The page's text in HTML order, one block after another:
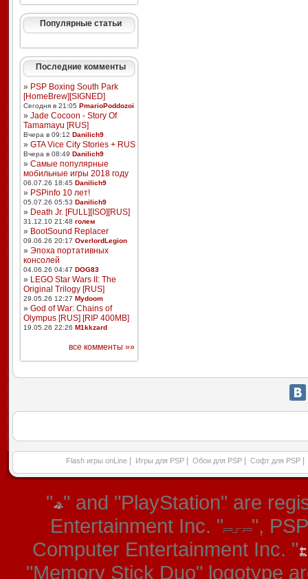
Популярные статьи
Последние комменты
» PSP Boxing South Park
[HomeBrew][SIGNED]
Сегодня в 21:05 PmarioPoddozoi
» Jade Cocoon - Story Of
Tamamayu [RUS]
Вчера в 09:12 Danilich9
» GTA Vice City Stories + RUS
Вчера в 08:49 Danilich9
» Самые популярные
мобильные игры 2018 году
06.07.26 18:45 Danilich9
» PSPinfo 10 лет!
05.07.26 05:53 Danilich9
» Death Jr. [FULL][ISO][RUS]
31.12.10 21:48 голем
» BootSound Replacer
09.06.26 20:17 OverlordLegion
» Эпоха портативных
консолей
04.06.26 04:47 DOG83
» LEGO Star Wars II: The
Original Trilogy [RUS]
29.05.26 12:27 Mydoom
» God of War: Chains of
Olympus [RUS] [RIP 400MB]
19.05.26 22:26 M1kkzard
все комменты »»
Flash игры onLine Игры для PSP Обои для PSP Софт для PSP
" " and "PlayStation" are
Entertainment Inc. "
",
Computer Entertainment Inc. "
"Memory Stick Duo" logotype